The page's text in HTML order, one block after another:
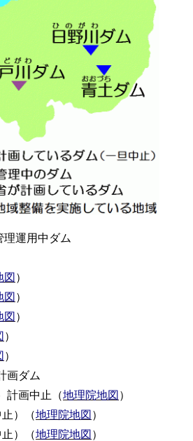
運用中ダム
図 ）
図 ）
図 ）
）
）
画ダム
計画中止（地理院地図 ）
）（地理院地図 ）
）（地理院地図 ）